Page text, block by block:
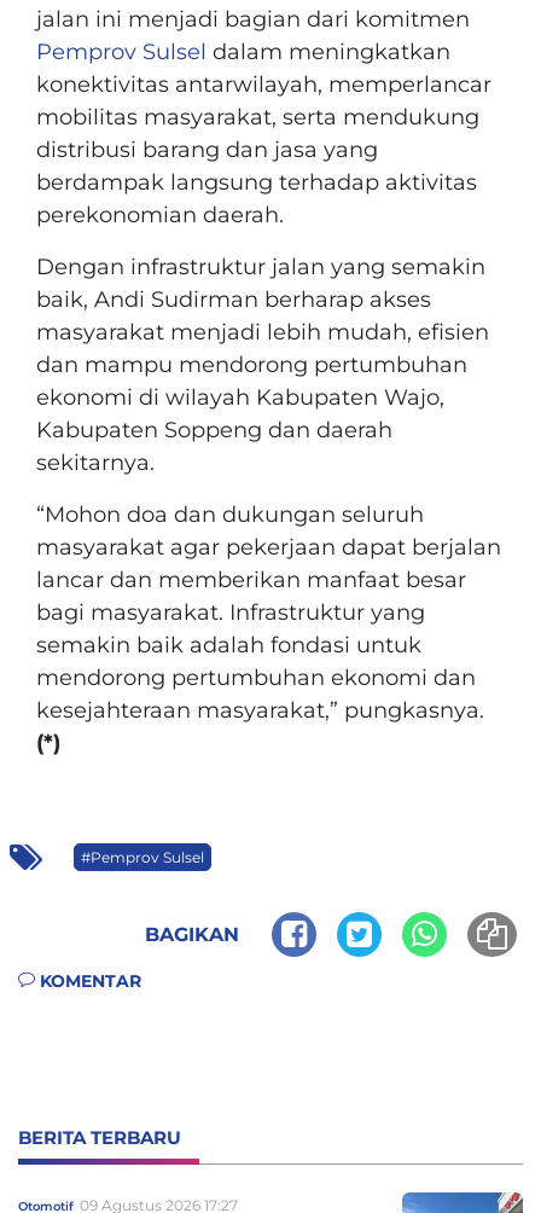
jalan ini menjadi bagian dari komitmen
Pemprov Sulsel dalam meningkatkan
konektivitas antarwilayah, memperlancar
mobilitas masyarakat, serta mendukung
distribusi barang dan jasa yang
berdampak langsung terhadap aktivitas
perekonomian daerah.
Dengan infrastruktur jalan yang semakin
baik, Andi Sudirman berharap akses
masyarakat menjadi lebih mudah, efisien
dan mampu mendorong pertumbuhan
ekonomi di wilayah Kabupaten Wajo,
Kabupaten Soppeng dan daerah
sekitarnya.
“Mohon doa dan dukungan seluruh
masyarakat agar pekerjaan dapat berjalan
lancar dan memberikan manfaat besar
bagi masyarakat. Infrastruktur yang
semakin baik adalah fondasi untuk
mendorong pertumbuhan ekonomi dan
kesejahteraan masyarakat,” pungkasnya.
(*)
#Pemprov Sulsel
BAGIKAN
KOMENTAR
BERITA TERBARU
Otomotif 09 Agustus 2026 17:27